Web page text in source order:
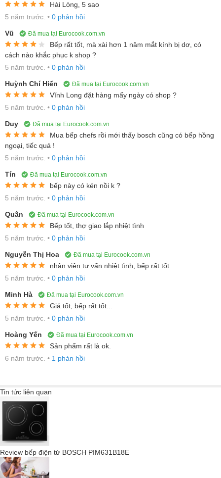
Mặt bếp điện được làm từ kính Schott Ceran
nguyên khối, siêu bền
Sử dụng mặt kính Schott Ceran siêu bền & sáng loáng,
và có khả năng chịu va đập tốt, Schott Ceran có thể chống lại
những cú sốc nhiệt đột ngột lên đến 750°C & chịu lực tới 80kg.
Mặt kính hoàn toàn không chứa các kim loại nặng độc hại asen
dễ dàng vệ sinh, lau chùi khi mặt bếp bị bám bẩn.
Lưu ý: Mặt kính Schott Ceran bao giờ cũng có tên hãng đóng ở
góc bếp
Đun nấu nhanh chóng với 17 cấp độ nhiệt & 3
bếp nấu
Bếp hồng ngoại Bosch
độnhiệt giúp giúp bạn dễ dàng điều chỉnh nhiệt lượng chuẩn và
Hài Lòng, 5 sao
5 năm trước. • 0 phản hồi
Vũ Đã mua tại Eurocook.com.vn
Bếp rất tốt, mà xài hơn 1 năm mắt kính bị dơ, có
cách nào khắc phục k shop ?
5 năm trước. • 0 phản hồi
Huỳnh Chí Hiển Đã mua tại Eurocook.com.vn
Vĩnh Long đặt hàng mấy ngày có shop ?
5 năm trước. • 0 phản hồi
Duy Đã mua tại Eurocook.com.vn
Mua bếp chefs rồi mới thấy bosch cũng có bếp hồng
ngoại, tiếc quá !
5 năm trước. • 0 phản hồi
Tín Đã mua tại Eurocook.com.vn
bếp này có kén nồi k ?
5 năm trước. • 0 phản hồi
Quân Đã mua tại Eurocook.com.vn
Bếp tốt, thợ giao lắp nhiệt tình
5 năm trước. • 0 phản hồi
Nguyễn Thị Hoa Đã mua tại Eurocook.com.vn
nhân viên tư vấn nhiệt tình, bếp rất tốt
5 năm trước. • 0 phản hồi
Minh Hà Đã mua tại Eurocook.com.vn
Giá tốt, bếp rất tốt...
5 năm trước. • 0 phản hồi
Hoàng Yến Đã mua tại Eurocook.com.vn
Sản phẩm rất là ok.
6 năm trước. • 1 phản hồi
Tin tức liên quan
Review bếp điện từ BOSCH PIM631B18E